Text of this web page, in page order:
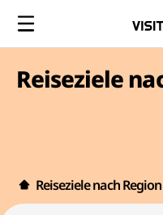
Reiseziele
Reiseziele nach Region